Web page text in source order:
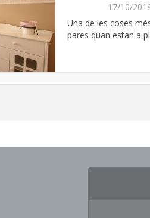
17/10/
Una de les coses
pares quan estan a